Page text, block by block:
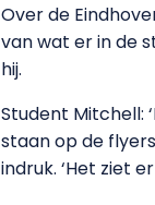
Over de
van wat er in de
hij.
Student Mitchell:
staan op de
indruk. ‘Het ziet